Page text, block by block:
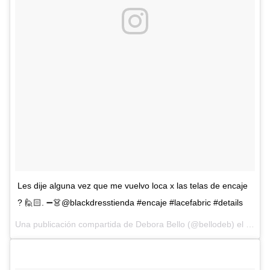
Les dije alguna vez que me vuelvo loca x las telas de encaje
? 🙋🏻. ➖👗@blackdresstienda #encaje #lacefabric #details